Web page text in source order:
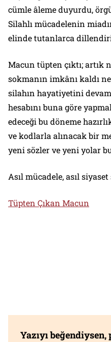
cümle âleme duyurdu,
Silahlı mücadelenin
elinde tutanlarca
Macun tüpten çıktı; artık
sokmanın imkânı kaldı
silahın hayatiyetini
hesabını buna göre
edeceği bu döneme
ve kodlarla alınacak bir
yeni sözler ve yeni yolar
Asıl mücadele, asıl
Tüpten Çıkan Macun
Yazıyı